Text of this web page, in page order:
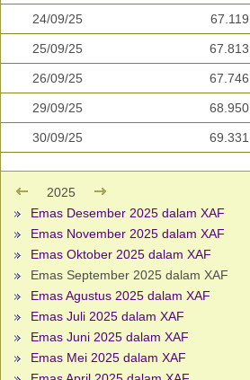
24/09/25 67.119
25/09/25 67.813
26/09/25 67.746
29/09/25 68.950
30/09/25 69.331
2025
Emas Desember 2025 dalam XAF
Emas November 2025 dalam XAF
Emas Oktober 2025 dalam XAF
Emas September 2025 dalam XAF
Emas Agustus 2025 dalam XAF
Emas Juli 2025 dalam XAF
Emas Juni 2025 dalam XAF
Emas Mei 2025 dalam XAF